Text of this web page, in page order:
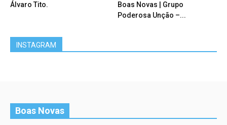
Álvaro Tito.
Boas Novas | Grupo
Poderosa Unção –...
INSTAGRAM
Boas Novas